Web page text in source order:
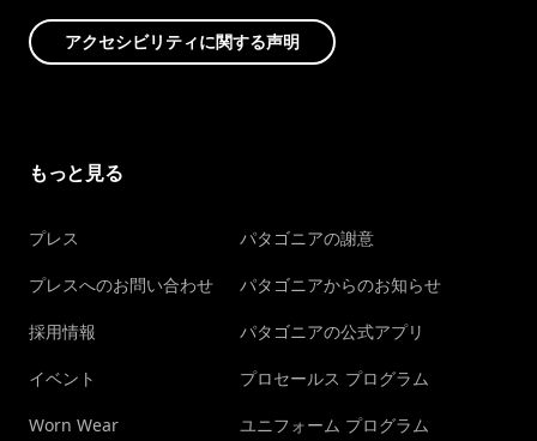
アクセシビリティに関する声明
もっと見る
プレス
プレスへのお問い合わせ
採用情報
イベント
Worn Wear
パタゴニアの謝意
パタゴニアからのお知らせ
パタゴニアの公式アプリ
プロセールス プログラム
ユニフォーム プログラム